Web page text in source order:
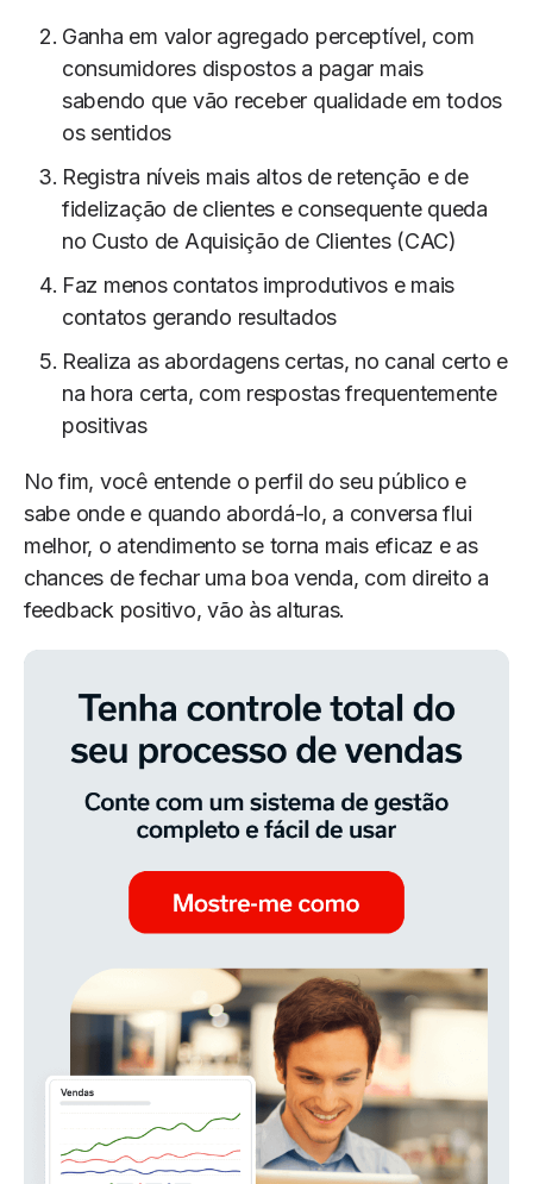
Ganha em valor agregado perceptível, com
consumidores dispostos a pagar mais
sabendo que vão receber qualidade em todos
os sentidos
Registra níveis mais altos de retenção e de
fidelização de clientes e consequente queda
no Custo de Aquisição de Clientes (CAC)
Faz menos contatos improdutivos e mais
contatos gerando resultados
Realiza as abordagens certas, no canal certo e
na hora certa, com respostas frequentemente
positivas
No fim, você entende o perfil do seu público e
sabe onde e quando abordá-lo, a conversa flui
melhor, o atendimento se torna mais eficaz e as
chances de fechar uma boa venda, com direito a
feedback positivo, vão às alturas.